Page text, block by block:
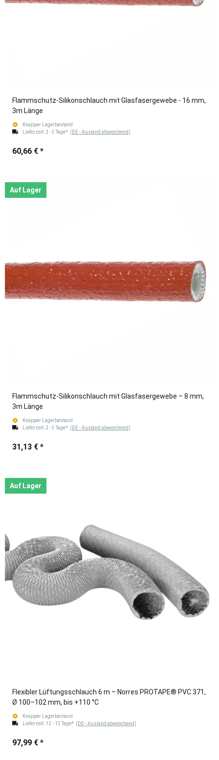
Flammschutz-Silikonschlauch mit Glasfasergewebe - 16 mm,
3m Länge
Knapper Lagerbestand
Lieferzeit: 2 - 3 Tage* (DE - Ausland abweichend)
60,66 € *
Auf Lager
Flammschutz-Silikonschlauch mit Glasfasergewebe – 8 mm,
3m Länge
Knapper Lagerbestand
Lieferzeit: 2 - 3 Tage* (DE - Ausland abweichend)
31,13 € *
Auf Lager
Flexibler Lüftungsschlauch 6 m – Norres PROTAPE® PVC 371,
Ø 100–102 mm, bis +110 °C
Knapper Lagerbestand
Lieferzeit: 12 - 13 Tage* (DE - Ausland abweichend)
97,99 € *